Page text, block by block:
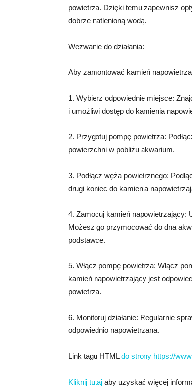
powietrza. Dzięki temu zapewnisz
dobrze natlenioną wodą.
Wezwanie do działania:
Aby zamontować kamień
1. Wybierz odpowiednie miejsce:
i umożliwi dostęp do kamienia
2. Przygotuj pompę powietrza:
powierzchni w pobliżu akwarium.
3. Podłącz węża powietrznego:
drugi koniec do kamienia
4. Zamocuj kamień napowietrzający:
Możesz go przymocować do dna
podstawce.
5. Włącz pompę powietrza: Włącz
kamień napowietrzający jest
powietrza.
6. Monitoruj działanie: Regularnie
odpowiednio napowietrzana.
Link tagu HTMLdo strony https://
Kliknij tutaj aby uzyskać więcej